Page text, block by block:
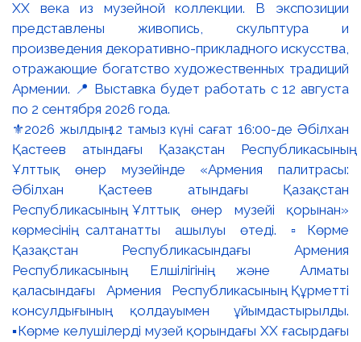
⚜️2026 жылдың 12 тамыз күні сағат 16:00-де Әбілхан
Қастеев атындағы Қазақстан Республикасының
Ұлттық өнер музейінде «Армения палитрасы:
Әбілхан Қастеев атындағы Қазақстан
Республикасының Ұлттық өнер музейі қорынан»
көрмесінің салтанатты ашылуы өтеді. ▫️Көрме
Қазақстан Республикасындағы Армения
Республикасының Елшілігінің және Алматы
қаласындағы Армения Республикасының Құрметті
консулдығының қолдауымен ұйымдастырылды.
▪️Көрме келушілерді музей қорындағы ХХ ғасырдағы